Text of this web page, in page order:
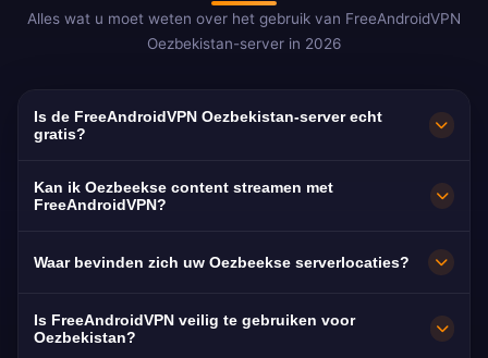
Alles wat u moet weten over het gebruik van FreeAndroidVPN
Oezbekistan-server in 2026
Is de FreeAndroidVPN Oezbekistan-server echt
gratis?
100% gratis. Essentieel voor het omzeilen van
Kan ik Oezbeekse content streamen met
FreeAndroidVPN?
Waar bevinden zich uw Oezbeekse serverlocaties?
servers in heel Oezbekistan in Tasjkent,
Is FreeAndroidVPN veilig te gebruiken voor
Oezbekistan?